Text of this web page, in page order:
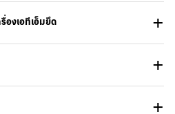
องเอทีเอ็มยึด